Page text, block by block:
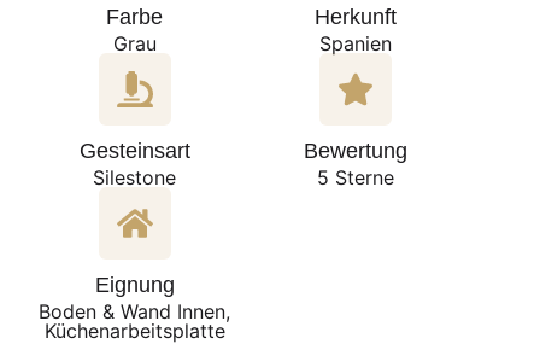
Farbe
Grau
Herkunft
Spanien
Gesteinsart
Silestone
Bewertung
5 Sterne
Eignung
Boden & Wand Innen,
Küchenarbeitsplatte